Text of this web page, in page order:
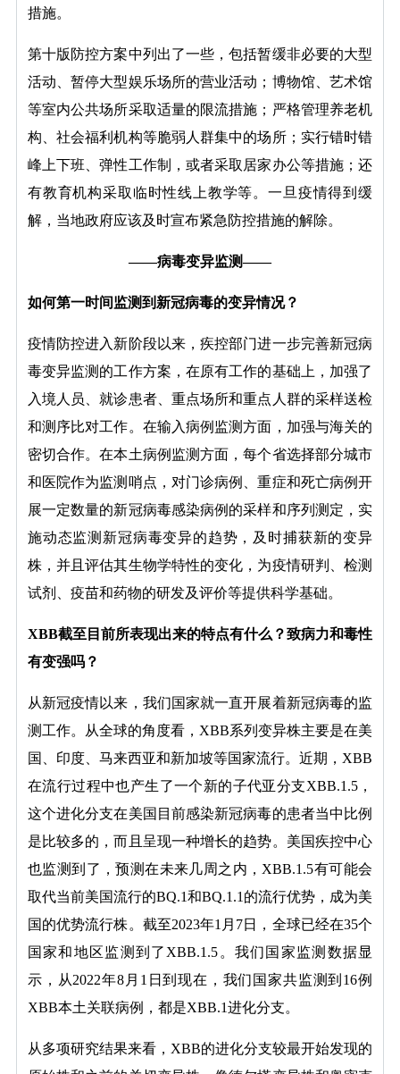
措施。
第十版防控方案中列出了一些，包括暂缓非必要的大型
活动、暂停大型娱乐场所的营业活动；博物馆、艺术馆
等室内公共场所采取适量的限流措施；严格管理养老机
构、社会福利机构等脆弱人群集中的场所；实行错时错
峰上下班、弹性工作制，或者采取居家办公等措施；还
有教育机构采取临时性线上教学等。一旦疫情得到缓
解，当地政府应该及时宣布紧急防控措施的解除。
——病毒变异监测——
如何第一时间监测到新冠病毒的变异情况？
疫情防控进入新阶段以来，疾控部门进一步完善新冠病
毒变异监测的工作方案，在原有工作的基础上，加强了
入境人员、就诊患者、重点场所和重点人群的采样送检
和测序比对工作。在输入病例监测方面，加强与海关的
密切合作。在本土病例监测方面，每个省选择部分城市
和医院作为监测哨点，对门诊病例、重症和死亡病例开
展一定数量的新冠病毒感染病例的采样和序列测定，实
施动态监测新冠病毒变异的趋势，及时捕获新的变异
株，并且评估其生物学特性的变化，为疫情研判、检测
试剂、疫苗和药物的研发及评价等提供科学基础。
XBB截至目前所表现出来的特点有什么？致病力和毒性
有变强吗？
从新冠疫情以来，我们国家就一直开展着新冠病毒的监
测工作。从全球的角度看，XBB系列变异株主要是在美
国、印度、马来西亚和新加坡等国家流行。近期，XBB
在流行过程中也产生了一个新的子代亚分支XBB.1.5，
这个进化分支在美国目前感染新冠病毒的患者当中比例
是比较多的，而且呈现一种增长的趋势。美国疾控中心
也监测到了，预测在未来几周之内，XBB.1.5有可能会
取代当前美国流行的BQ.1和BQ.1.1的流行优势，成为美
国的优势流行株。截至2023年1月7日，全球已经在35个
国家和地区监测到了XBB.1.5。我们国家监测数据显
示，从2022年8月1日到现在，我们国家共监测到16例
XBB本土关联病例，都是XBB.1进化分支。
从多项研究结果来看，XBB的进化分支较最开始发现的